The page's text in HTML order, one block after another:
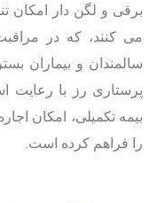
برقی و لگن دار امکان
می کنند، که در
سالمندان و بیماران
پرستاری رز با رعایت
بیمه تکمیلی، امکان
را فراهم کرده است.